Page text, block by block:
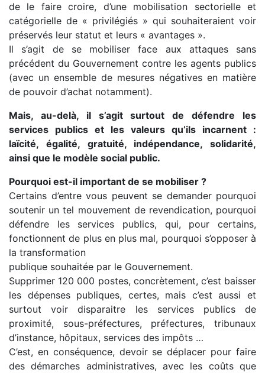
de le faire croire, d’une mobilisation sectorielle et
catégorielle de « privilégiés » qui souhaiteraient voir
préservés leur statut et leurs « avantages ».
Il s’agit de se mobiliser face aux attaques sans
précédent du Gouvernement contre les agents publics
(avec un ensemble de mesures négatives en matière
de pouvoir d’achat notamment).
Mais, au-delà, il s’agit surtout de défendre les
services publics et les valeurs qu’ils incarnent :
laïcité, égalité, gratuité, indépendance, solidarité,
ainsi que le modèle social public.
Pourquoi est-il important de se mobiliser ?
Certains d’entre vous peuvent se demander pourquoi
soutenir un tel mouvement de revendication, pourquoi
défendre les services publics, qui, pour certains,
fonctionnent de plus en plus mal, pourquoi s’opposer à
la transformation
publique souhaitée par le Gouvernement.
Supprimer 120 000 postes, concrètement, c’est baisser
les dépenses publiques, certes, mais c’est aussi et
surtout voir disparaitre les services publics de
proximité, sous-préfectures, préfectures, tribunaux
d’instance, hôpitaux, services des impôts …
C’est, en conséquence, devoir se déplacer pour faire
des démarches administratives, avec les coûts que